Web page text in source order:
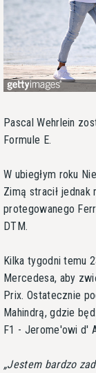
Pascal Wehrlein
Formule E.
W ubiegłym roku
Zimą stracił
protegowanego
DTM.
Kilka tygodni temu
Mercedesa, aby
Prix. Ostatecznie
Mahindrą, gdzie
F1 - Jerome'owi d'
Jestem bardzo